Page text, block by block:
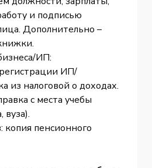
и подписью
Дополнительно –
ИП:
ИП/
из налоговой о доходах.
с места учебы
вуза).
копия пенсионного